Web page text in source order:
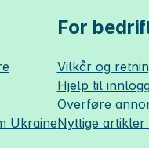
Ukraine
For
Vilkår og
Hjelp til
Overføre
Nyttige